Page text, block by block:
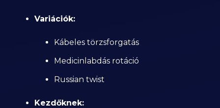
Variációk:
Kábeles törzsforgatás
Medicinlabdás rotáció
Russian twist
Kezdőknek: